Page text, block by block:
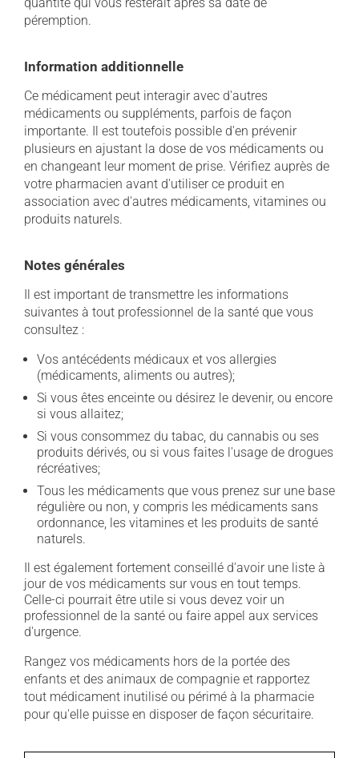
péremption.
Information additionnelle
Ce médicament peut interagir avec d'autres
médicaments ou suppléments, parfois de façon
importante. Il est toutefois possible d'en prévenir
plusieurs en ajustant la dose de vos médicaments ou
en changeant leur moment de prise. Vérifiez auprès de
votre pharmacien avant d'utiliser ce produit en
association avec d'autres médicaments, vitamines ou
produits naturels.
Notes générales
Il est important de transmettre les informations
suivantes à tout professionnel de la santé que vous
consultez :
Vos antécédents médicaux et vos allergies
(médicaments, aliments ou autres);
Si vous êtes enceinte ou désirez le devenir, ou encore
si vous allaitez;
Si vous consommez du tabac, du cannabis ou ses
produits dérivés, ou si vous faites l'usage de drogues
récréatives;
Tous les médicaments que vous prenez sur une base
régulière ou non, y compris les médicaments sans
ordonnance, les vitamines et les produits de santé
naturels.
Il est également fortement conseillé d'avoir une liste à
jour de vos médicaments sur vous en tout temps.
Celle-ci pourrait être utile si vous devez voir un
professionnel de la santé ou faire appel aux services
d'urgence.
Rangez vos médicaments hors de la portée des
enfants et des animaux de compagnie et rapportez
tout médicament inutilisé ou périmé à la pharmacie
pour qu'elle puisse en disposer de façon sécuritaire.